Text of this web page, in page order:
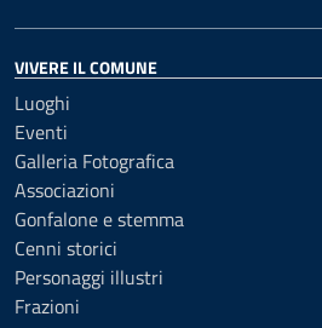
VIVERE IL COMUNE
Luoghi
Eventi
Galleria Fotografica
Associazioni
Gonfalone e stemma
Cenni storici
Personaggi illustri
Frazioni